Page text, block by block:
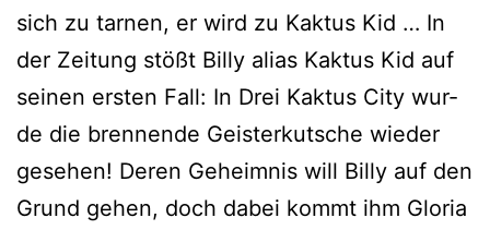
sich zu tar­nen, er wird zu Kaktus Kid … In
der Zeitung stößt Billy ali­as Kaktus Kid auf
sei­nen ers­ten Fall: In Drei Kaktus City wur­
de die bren­nen­de Geisterkutsche wie­der
gese­hen! Deren Geheimnis will Billy auf den
Grund gehen, doch dabei kommt ihm Gloria